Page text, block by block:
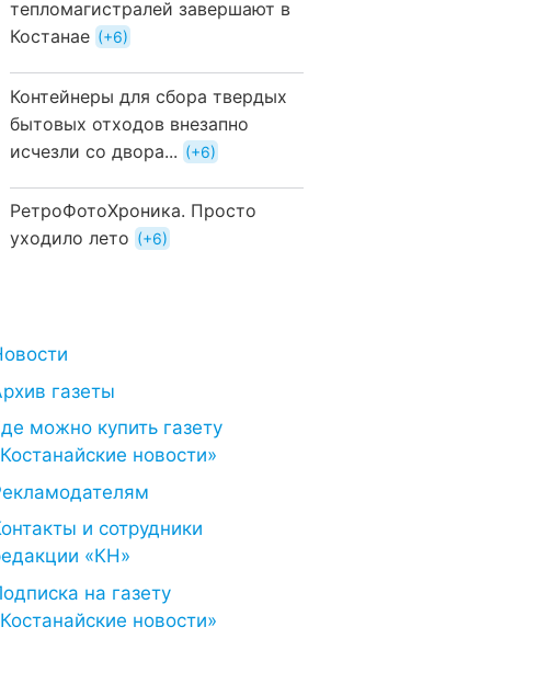
тепломагистралей завершают в
Костанае
+6
Контейнеры для сбора твердых
бытовых отходов внезапно
исчезли со двора...
+6
РетроФотоХроника. Просто
уходило лето
+6
газеты
можно купить газету
новости»
и сотрудники
«КН»
на газету
новости»